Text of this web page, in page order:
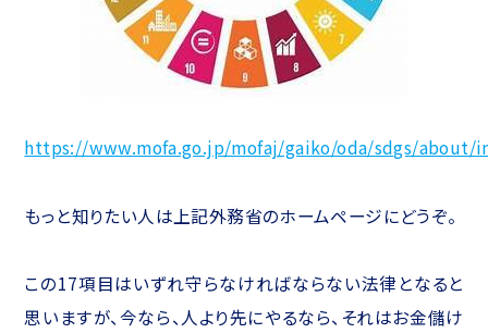
https://www.mofa.go.jp/mofaj/gaiko/oda/sdgs/about/
もっと知りたい人は上記外務省のホームページにどうぞ。
この17項目はいずれ守らなければならない法律となると
思いますが、今なら、人より先にやるなら、それはお金儲け